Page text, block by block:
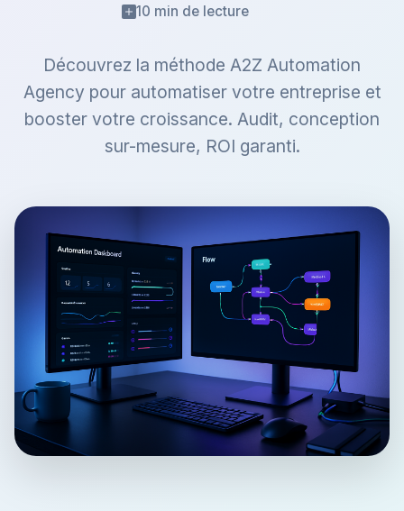
10 min de lecture
Découvrez la méthode A2Z Automation
Agency pour automatiser votre entreprise et
booster votre croissance. Audit, conception
sur-mesure, ROI garanti.